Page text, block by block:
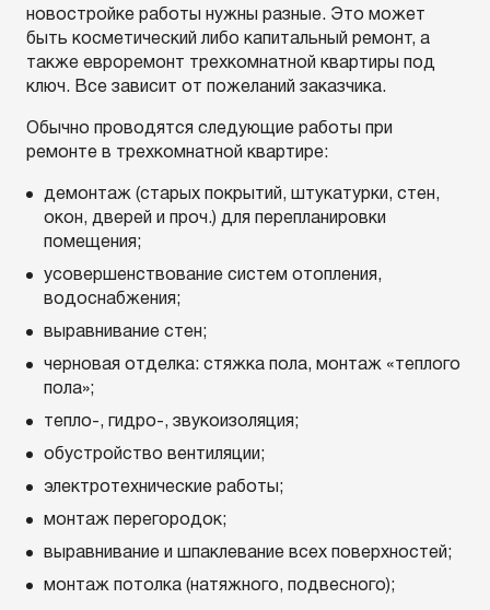
новостройке работы нужны разные. Это может
быть косметический либо капитальный ремонт, а
также евроремонт трехкомнатной квартиры под
ключ. Все зависит от пожеланий заказчика.
Обычно проводятся следующие работы при
ремонте в трехкомнатной квартире:
демонтаж (старых покрытий, штукатурки, стен,
окон, дверей и проч.) для перепланировки
помещения;
усовершенствование систем отопления,
водоснабжения;
выравнивание стен;
черновая отделка: стяжка пола, монтаж «теплого
пола»;
тепло-, гидро-, звукоизоляция;
обустройство вентиляции;
электротехнические работы;
монтаж перегородок;
выравнивание и шпаклевание всех поверхностей;
монтаж потолка (натяжного, подвесного);